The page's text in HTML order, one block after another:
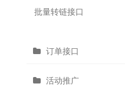
获取精选商品列表
批量转链接口
订单接口
考拉订单
活动推广